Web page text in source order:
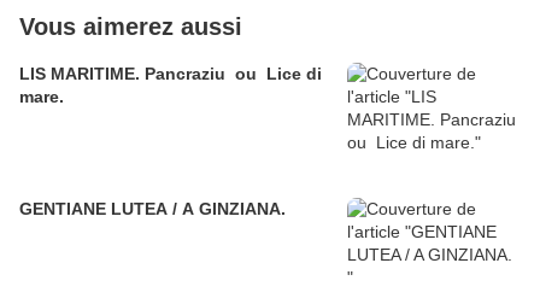
Vous aimerez aussi
LIS MARITIME. Pancraziu ou Lice di
mare.
GENTIANE LUTEA / A GINZIANA.